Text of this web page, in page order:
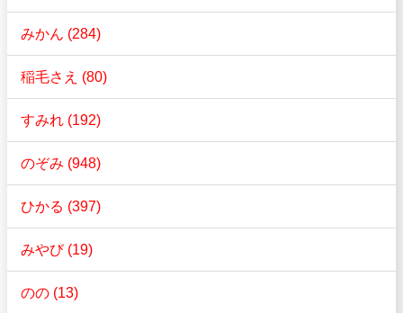
みかん (284)
稲毛さえ (80)
すみれ (192)
のぞみ (948)
ひかる (397)
みやび (19)
のの (13)